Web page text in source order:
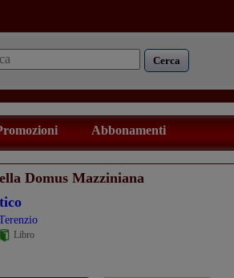
Cerca
Abbonamenti
Domus Mazziniana
Libro